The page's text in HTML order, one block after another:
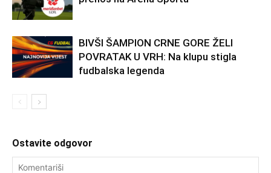
BIVŠI ŠAMPION CRNE GORE ŽELI
POVRATAK U VRH: Na klupu stigla
fudbalska legenda
Ostavite odgovor